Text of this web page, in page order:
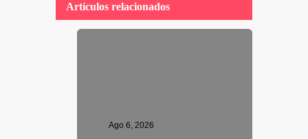
Artículos relacionados
Ago 6, 2026